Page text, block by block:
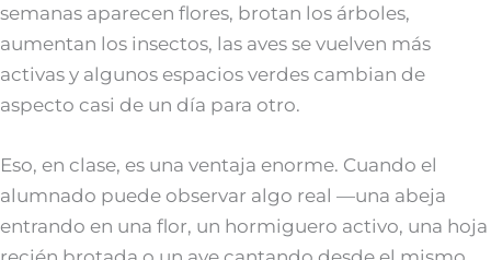
semanas aparecen flores, brotan los árboles,
aumentan los insectos, las aves se vuelven más
activas y algunos espacios verdes cambian de
aspecto casi de un día para otro.
Eso, en clase, es una ventaja enorme. Cuando el
alumnado puede observar algo real —una abeja
entrando en una flor, un hormiguero activo, una hoja